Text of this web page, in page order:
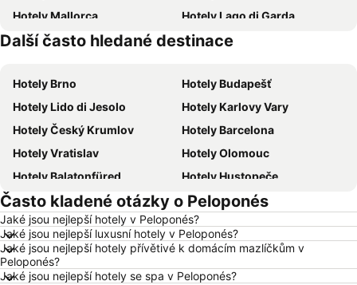
Hotely Mallorca
Hotely Lago di Garda
Hotely Istrie
Hotely Šumava
Další často hledané destinace
Hotely Brno
Hotely Budapešť
Hotely Lido di Jesolo
Hotely Karlovy Vary
Hotely Český Krumlov
Hotely Barcelona
Hotely Vratislav
Hotely Olomouc
Hotely Balatonfüred
Hotely Hustopeče
Hotely Vídeň
Hotely Hurghada
Hotely Bratislava
Hotely Kolobrzeg
Hotely Třeboň
Hotely Málaga
Hotely Amsterdam
Hotely Ostrava
Často kladené otázky o Peloponés
Jaké jsou nejlepší hotely v Peloponés?
Jaké jsou nejlepší luxusní hotely v Peloponés?
Jaké jsou nejlepší hotely přívětivé k domácím mazlíčkům v
Peloponés?
Jaké jsou nejlepší hotely se spa v Peloponés?